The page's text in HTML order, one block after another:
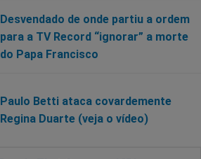
Desvendado de onde partiu a ordem
para a TV Record “ignorar” a morte
do Papa Francisco
Paulo Betti ataca covardemente
Regina Duarte (veja o vídeo)